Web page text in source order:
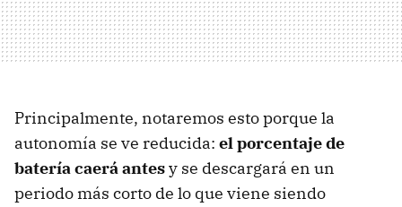
Principalmente, notaremos esto porque la
autonomía se ve reducida: el porcentaje de
batería caerá antesy se descargará en un
periodo más corto de lo que viene siendo